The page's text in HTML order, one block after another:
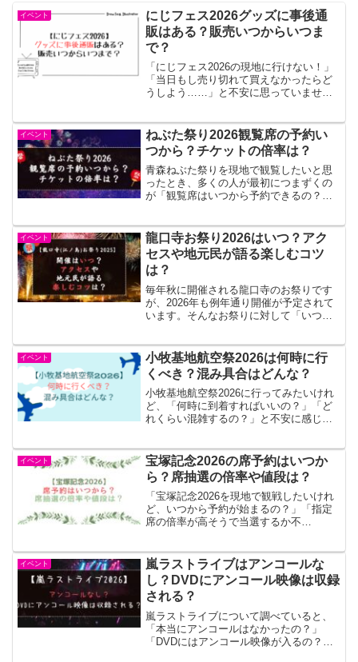
イベント
にじフェス2026グッズに事後通
販はある？販売いつからいつま
で？
「にじフェス2026の現地に行けない！」
「当日もし売り切れて買えなかったらど
うしよう……」と不安に思っていません
という気持ち…痛いほどよくわかりま
す！特にランダムグッズ...
イベント
ねぶた祭り2026観覧席の予約い
つから？チケットの倍率は？
青森ねぶた祭りを現地で観覧したいと思
ったとき、多くの人が最初につまずくの
が「観覧席はいつから予約できるの？」
毎年大人気のねぶた祭りは開催日が近づ
くにつれて情報が錯綜し、気づ...
イベント
龍口寺お祭り2026はいつ？アク
セスや地元民が語る楽しむコツ
は？
毎年秋に開催される龍口寺のお祭りです
が、2026年も例年通り開催が予定されて
います。そんなお祭りに対して「いつ行
初めて訪れる方にとっては分からないこ
とも多いのではないで...
イベント
小牧基地航空祭2026は何時に行
くべき？混み具合はどんな？
小牧基地航空祭2026に行ってみたいけれ
ど、「何時に到着すればいいの？」「ど
れくらい混雑するの？」と不安に感じて
避けたいものです。特に人気イベントで
ある航空祭は、到着時...
イベント
宝塚記念2026の席予約はいつか
ら？席抽選の倍率や値段は？
「宝塚記念2026を現地で観戦したいけれ
ど、いつから予約が始まるの？」「指定
席の倍率が高そうで当選するか不
も屈指の人気を誇るため、事前のチケッ
ト確保が非常に重要です。...
イベント
嵐ラストライブはアンコールな
し？DVDにアンコール映像は収録
される？
嵐ラストライブについて調べていると、
「本当にアンコールはなかったの？」
「DVDにはアンコール映像が入るの？」